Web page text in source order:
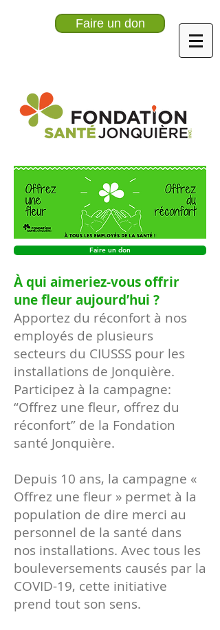
Faire un don
Faire un don
À qui aimeriez-vous offrir
une fleur aujourd’hui ?
Apportez du réconfort à nos
employés de plusieurs
secteurs du CIUSSS pour les
installations de Jonquière.
Participez à la campagne:
“Offrez une fleur, offrez du
réconfort” de la Fondation
santé Jonquière.
Depuis 10 ans, la campagne «
Offrez une fleur » permet à la
population de dire merci au
personnel de la santé dans
nos installations. Avec tous les
bouleversements causés par la
COVID-19, cette initiative
prend tout son sens.